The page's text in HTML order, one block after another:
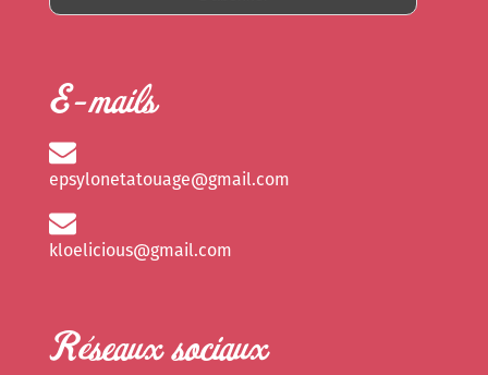
E-mails
epsylonetatouage@gmail.com
kloelicious@gmail.com
Réseaux sociaux